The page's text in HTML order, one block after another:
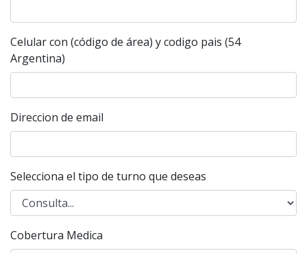
Celular con (código de área) y codigo pais (54
Argentina)
Direccion de email
Selecciona el tipo de turno que deseas
Cobertura Medica